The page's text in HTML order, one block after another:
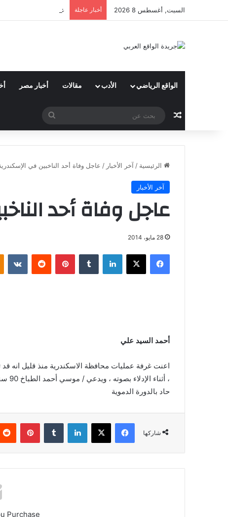
السبت, أغسطس 8 2026 أخبار عاجلة علاء أنور : شعبة
الواقع الرياضي الأدب مقالات أخبار مصر
مقال عشوائي
بحث
عن
الرئيسية / آخر الأخبار / عاجل وفاة أحد الناخبين في
آخر الأخبار
عاجل وفاة أحد
28 مايو، 2014
فيسبوك ‫X لينكدإن بينتيريست
أحمد السيد علي
اعنت غرفة عمليات محافظة الاسكندرية منذ قليل انه
حاد بالدورة الدموية
شاركها
فيسبوك ‫X لينكدإن
Purchase